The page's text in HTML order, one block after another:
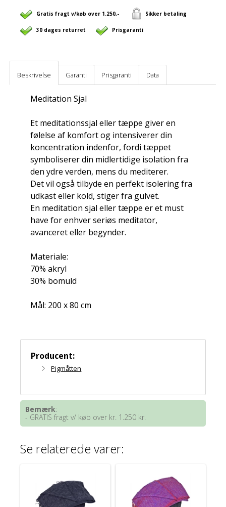
Gratis fragt v/køb over 1.250,- Sikker betaling
30 dages returret Prisgaranti
Beskrivelse Garanti Prisgaranti Data
Meditation Sjal
Et meditationssjal eller tæppe giver en
følelse af komfort og intensiverer din
koncentration indenfor, fordi tæppet
symboliserer din midlertidige isolation fra
den ydre verden, mens du mediterer.
Det vil også tilbyde en perfekt isolering fra
udkast eller kold, stiger fra gulvet.
En meditation sjal eller tæppe er et must
have for enhver seriøs meditator,
avanceret eller begynder.
Materiale:
70% akryl
30% bomuld
Mål: 200 x 80 cm
Producent:
Pigmåtten
Bemærk:
- GRATIS fragt v/ køb over kr. 1.250 kr.
Se relaterede varer: